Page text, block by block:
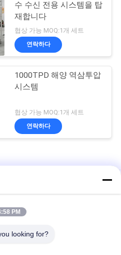
수 수신 전용 시스템을 탑
재합니다
협상 가능 MOQ:1개 세트
연락하다
1000TPD 해양 역삼투압
시스템
협상 가능 MOQ:1개 세트
연락하다
플런저 스테인레스 강 고압 펌프
PM
looking for?